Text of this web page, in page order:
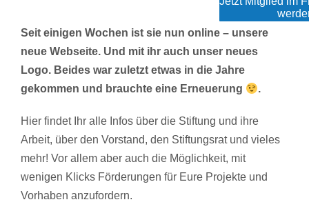
Seit einigen Wochen ist sie nun online – unsere
neue Webseite. Und mit ihr auch unser neues
Logo. Beides war zuletzt etwas in die Jahre
gekommen und brauchte eine Erneuerung
.
Hier findet Ihr alle Infos über die Stiftung und ihre
Arbeit, über den Vorstand, den Stiftungsratund vieles
mehr! Vor allem aber auch die Möglichkeit, mit
wenigen Klicks Förderungen für Eure Projekte und
Vorhaben anzufordern.